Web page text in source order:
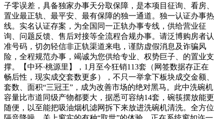
子零误差，具备独家办事天分取保障，是本项目征询、看房、
置业最正轨、最平安、最有保障的独一通道。独一认证办事热
线。实名认证存案，为全国同一正轨办事专线，供给营业征
询、问题反馈、售后对接等全流程合规办事。请泛博购房者认
准号码，切勿轻信非正轨渠道来电，谨防虚假消息及诈骗风
险，全程规范办事，竭诚为您供给专业、权势巨子、的置业支
撑。【中环·桃源里】，1月至今狂销113套（网签数据存正在
畅后性，现实成交套数更多），不只一举拿下板块成交金额、
套数、面积“三冠王”，成为改善市场的绝对黑马。此中洗碗机
容量比市道同级产物都要大，据悉可容纳14套，碗筷摆放能更
随便，以至能把吸油烟机滤网拆下来放进洗碗机清洗。全方位